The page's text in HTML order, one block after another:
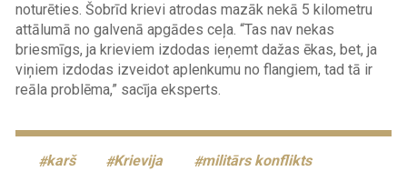
noturēties. Šobrīd krievi atrodas mazāk nekā 5 kilometru
attālumā no galvenā apgādes ceļa. “Tas nav nekas
briesmīgs, ja krieviem izdodas ieņemt dažas ēkas, bet, ja
viņiem izdodas izveidot aplenkumu no flangiem, tad tā ir
reāla problēma,” sacīja eksperts.
karš Krievija
militārs konflikts